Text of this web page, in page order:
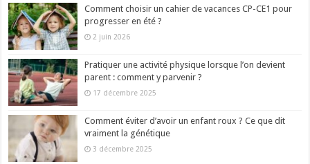
Comment choisir un cahier de vacances CP-CE1 pour
progresser en été ?
2 juin 2026
Pratiquer une activité physique lorsque l’on devient
parent : comment y parvenir ?
17 décembre 2025
Comment éviter d’avoir un enfant roux ? Ce que dit
vraiment la génétique
3 décembre 2025